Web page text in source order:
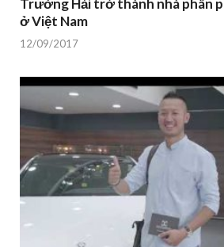
ở Việt Nam
12/09/2017